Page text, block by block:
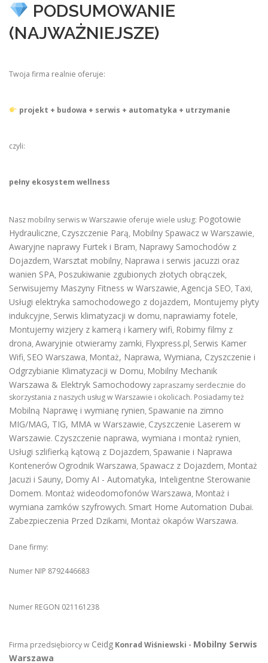
PODSUMOWANIE
(NAJWAŻNIEJSZE)
Twoja firma realnie oferuje:
projekt + budowa + serwis + automatyka + utrzymanie
czyli:
pełny ekosystem wellness
Nasz mobilny serwis w Warszawie oferuje wiele usług: Pogotowie
Hydrauliczne, Czyszczenie Parą, Mobilny Spawacz w Warszawie,
Awaryjne naprawy Furtek i Bram, Naprawy Samochodów z
Dojazdem, Warsztat mobilny, Naprawa i serwis jacuzzi oraz
wanien SPA, Poszukiwanie zgubionych złotych obrączek,
Serwisujemy Maszyny Fitness w Warszawie, Agencja SEO, Taxi,
Usługi elektryka samochodowego z dojazdem, Montujemy płyty
indukcyjne, Serwis klimatyzacji w domu, naprawiamy fotele,
Montujemy wizjery z kamerą i kamery wifi, Robimy filmy z
drona, Awaryjnie otwieramy zamki, Flyxpress.pl, Serwis Kamer
Wifi, SEO Warszawa, Montaż, Naprawa, Wymiana, Czyszczenie i
Odgrzybianie Klimatyzacji w Domu, Mobilny Mechanik
Warszawa & Elektryk Samochodowy zapraszamy serdecznie do
skorzystania z naszych usług w Warszawie i okolicach. Posiadamy też
Mobilną Naprawę i wymianę rynien, Spawanie na zimno
MIG/MAG, TIG, MMA w Warszawie, Czyszczenie Laserem w
Warszawie. Czyszczenie naprawa, wymiana i montaż rynien,
Usługi szlifierką kątową z Dojazdem, Spawanie i Naprawa
Kontenerów Ogrodnik Warszawa, Spawacz z Dojazdem, Montaż
Jacuzi i Sauny, Domy AI - Automatyka, Inteligentne Sterowanie
Domem. Montaż wideodomofonów Warszawa, Montaż i
wymiana zamków szyfrowych. Smart Home Automation Dubai.
Zabezpieczenia Przed Dzikami, Montaż okapów Warszawa.
Dane firmy:
Numer NIP 8792446683
Numer REGON 021161238
Firma przedsiębiorcy w Ceidg Konrad Wiśniewski - Mobilny Serwis
Warszawa